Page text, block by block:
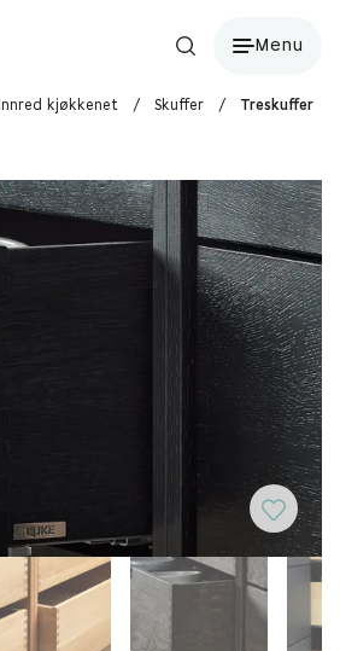
Menu
Innred kjøkkenet / Skuffer / Treskuffer